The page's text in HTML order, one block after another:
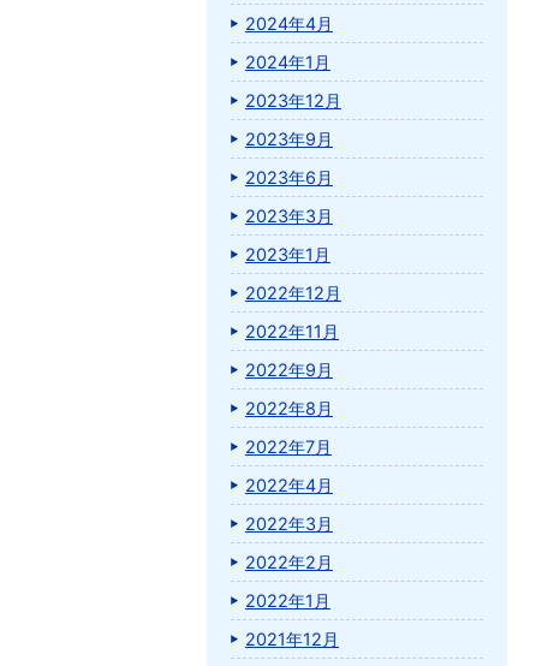
2024年4月
2024年1月
2023年12月
2023年9月
2023年6月
2023年3月
2023年1月
2022年12月
2022年11月
2022年9月
2022年8月
2022年7月
2022年4月
2022年3月
2022年2月
2022年1月
2021年12月